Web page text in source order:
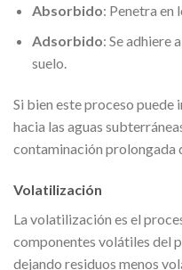
Absorbido: Penetra en
Adsorbido: Se adhiere
suelo.
Si bien este proceso
hacia las aguas
contaminación prolongada
Volatilización
La volatilización es el
componentes volátiles del
dejando residuos menos